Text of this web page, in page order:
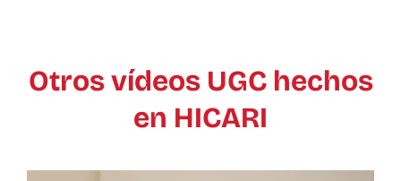
Otros vídeos UGC hechos
en HICARI